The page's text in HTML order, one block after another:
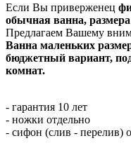
Если Вы приверженец
обычная ванна,
Предлагаем Вашему
Ванна маленьких
бюджетный вариант,
комнат.
- гарантия 10 лет
- ножки отдельно
- сифон (слив - перелив)